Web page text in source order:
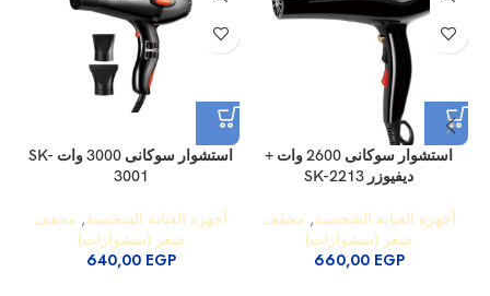
استشوار سوكانى 2600 وات +
ديفيوزر SK-2213
أجهزة العناية الشخصية, مجفف
شعر (سشوارات)
660,00 EGP
استشوار سوكانى 3000 وات SK-
3001
أجهزة العناية الشخصية, مجفف
شعر (سشوارات)
640,00 EGP